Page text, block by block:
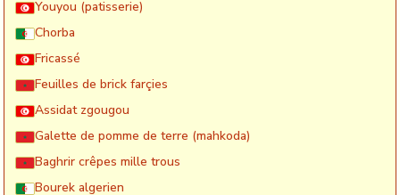
Youyou (patisserie)
Chorba
Fricassé
Feuilles de brick farçies
Assidat zgougou
Galette de pomme de terre (mahkoda)
Baghrir crêpes mille trous
Bourek algerien